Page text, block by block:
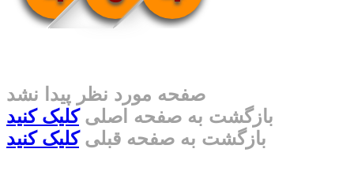
صفحه مورد نظر پیدا نشد
بازگشت به صفحه اصلیکلیک کنید
بازگشت به صفحه قبلیکلیک کنید